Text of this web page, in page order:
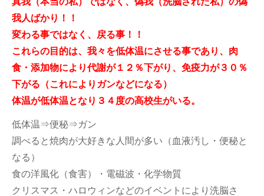
我人ばかり！！
変わる事ではなく、戻る事！！
これらの目的は、我々を低体温にさせる事であり、肉
食・添加物により代謝が１２％下がり、免疫力が３０％
下がる（これによりガンなどになる）
体温が低体温となり３４度の高校生がいる。
低体温⇒便秘⇒ガン
調べると焼肉が大好きな人間が多い（血液汚し・便秘と
なる）
食の洋風化（食害）・電磁波・化学物質
クリスマス・ハロウィンなどのイベントにより洗脳さ